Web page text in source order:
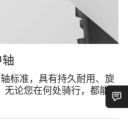
轴标准，具有持久耐用、旋
无论您在何处骑行，都能轻